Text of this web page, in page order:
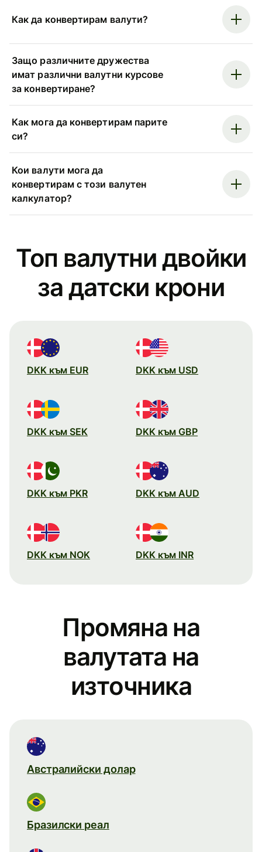
Как да конвертирам валути?
Защо различните дружества
имат различни валутни курсове
за конвертиране?
Как мога да конвертирам парите
си?
Кои валути мога да
конвертирам с този валутен
калкулатор?
Топ валутни двойки
за датски крони
DKK към EUR DKK към USD
DKK към SEK DKK към GBP
DKK към PKR DKK към AUD
DKK към NOK DKK към INR
Промяна на
валутата на
източника
Австралийски долар
Бразилски реал